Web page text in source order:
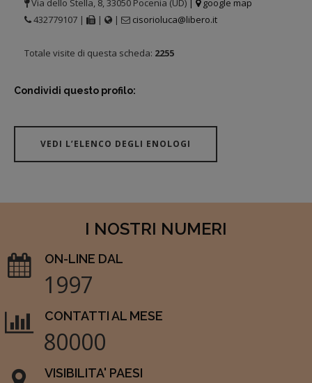
Via dello Stella, 8, 33050 Pocenia (UD) |
google map
432779107 |
| | cisorioluca@libero.it
Totale visite di questa scheda: 2255
Condividi questo profilo:
VEDI L’ELENCO DEGLI ENOLOGI
I NOSTRI NUMERI
ON-LINE DAL
1997
CONTATTI AL MESE
80000
VISIBILITA' PAESI